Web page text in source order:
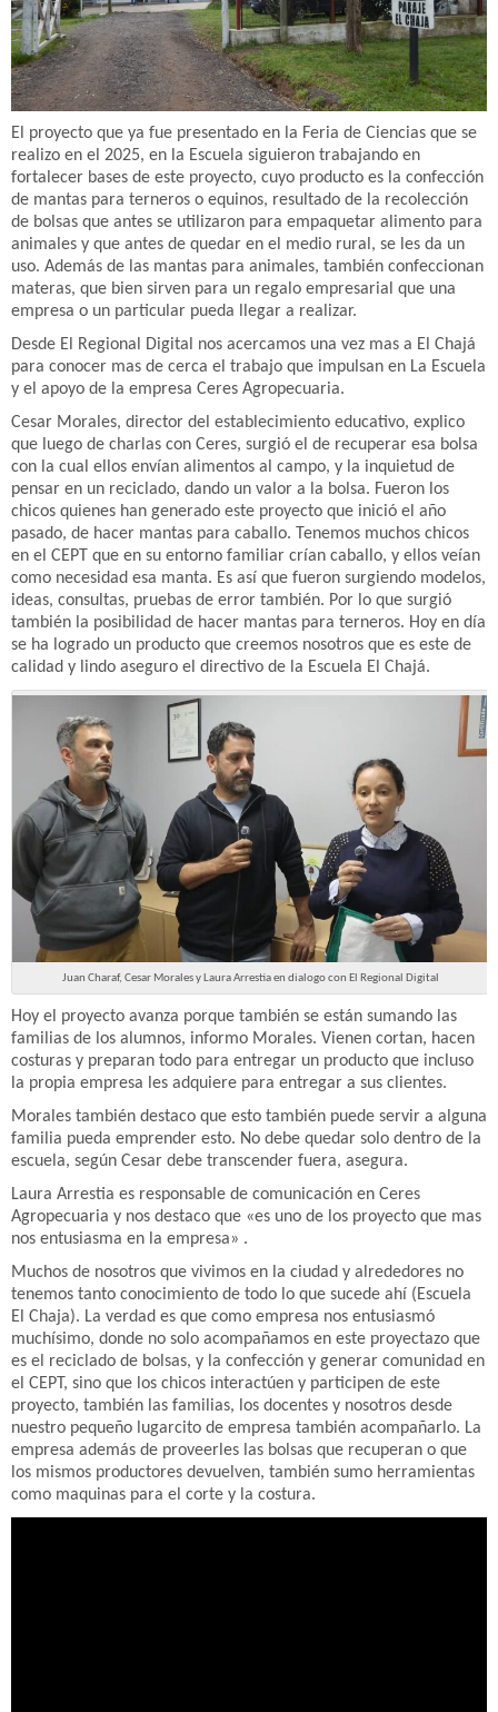
El proyecto que ya fue presentado en la Feria de Ciencias que se
realizo en el 2025, en la Escuela siguieron trabajando en
fortalecer bases de este proyecto, cuyo producto es la confección
de mantas para terneros o equinos, resultado de la recolección
de bolsas que antes se utilizaron para empaquetar alimento para
animales y que antes de quedar en el medio rural, se les da un
uso. Además de las mantas para animales, también confeccionan
materas, que bien sirven para un regalo empresarial que una
empresa o un particular pueda llegar a realizar.
Desde El Regional Digital nos acercamos una vez mas a El Chajá
para conocer mas de cerca el trabajo que impulsan en La Escuela
y el apoyo de la empresa Ceres Agropecuaria.
Cesar Morales, director del establecimiento educativo, explico
que luego de charlas con Ceres, surgió el de recuperar esa bolsa
con la cual ellos envían alimentos al campo, y la inquietud de
pensar en un reciclado, dando un valor a la bolsa. Fueron los
chicos quienes han generado este proyecto que inició el año
pasado, de hacer mantas para caballo. Tenemos muchos chicos
en el CEPT que en su entorno familiar crían caballo, y ellos veían
como necesidad esa manta. Es así que fueron surgiendo modelos,
ideas, consultas, pruebas de error también. Por lo que surgió
también la posibilidad de hacer mantas para terneros. Hoy en día
se ha logrado un producto que creemos nosotros que es este de
calidad y lindo aseguro el directivo de la Escuela El Chajá.
Juan Charaf, Cesar Morales y Laura Arrestia en dialogo con El Regional Digital
Hoy el proyecto avanza porque también se están sumando las
familias de los alumnos, informo Morales. Vienen cortan, hacen
costuras y preparan todo para entregar un producto que incluso
la propia empresa les adquiere para entregar a sus clientes.
Morales también destaco que esto también puede servir a alguna
familia pueda emprender esto. No debe quedar solo dentro de la
escuela, según Cesar debe transcender fuera, asegura.
Laura Arrestia es responsable de comunicación en Ceres
Agropecuaria y nos destaco que «es uno de los proyecto que mas
nos entusiasma en la empresa» .
Muchos de nosotros que vivimos en la ciudad y alrededores no
tenemos tanto conocimiento de todo lo que sucede ahí (Escuela
El Chaja). La verdad es que como empresa nos entusiasmó
muchísimo, donde no solo acompañamos en este proyectazo que
es el reciclado de bolsas, y la confección y generar comunidad en
el CEPT, sino que los chicos interactúen y participen de este
proyecto, también las familias, los docentes y nosotros desde
nuestro pequeño lugarcito de empresa también acompañarlo. La
empresa además de proveerles las bolsas que recuperan o que
los mismos productores devuelven, también sumo herramientas
como maquinas para el corte y la costura.